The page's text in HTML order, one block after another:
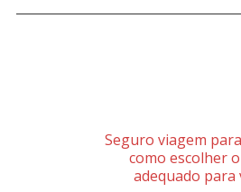
Seguro viagem
como escolher
adequado para